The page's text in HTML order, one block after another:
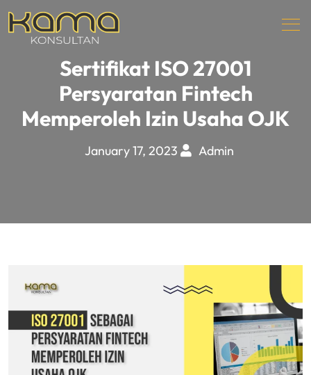
Sertifikat ISO 27001
Persyaratan Fintech
Memperoleh Izin Usaha OJK
January 17, 2023 Admin